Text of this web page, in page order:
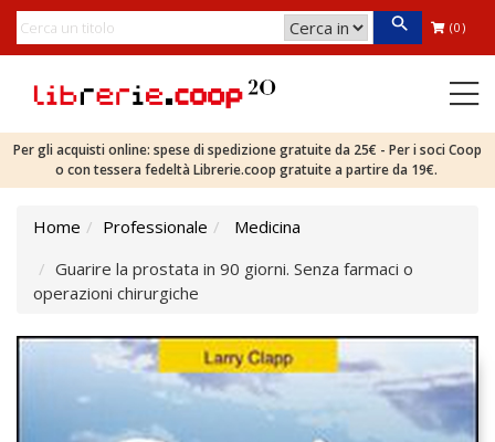
(0)
Per gli acquisti online: spese di spedizione gratuite da 25€ - Per i soci Coop
o con tessera fedeltà Librerie.coop gratuite a partire da 19€.
Home Professionale
Medicina
Guarire la prostata in 90 giorni. Senza farmaci o
operazioni chirurgiche